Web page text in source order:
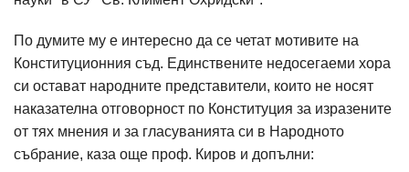
По думите му е интересно да се четат мотивите на
Конституционния съд. Единствените недосегаеми хора
си остават народните представители, които не носят
наказателна отговорност по Конституция за изразените
от тях мнения и за гласуванията си в Народното
събрание, каза още проф. Киров и допълни: